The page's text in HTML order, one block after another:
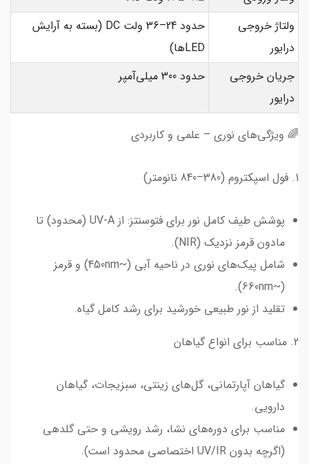
ولتاژ خروجی
درایور
حدود 24–36 ولت DC (بسته به آرایش
LEDها)
جریان خروجی
درایور
حدود 300 میلی‌آمپر
🌈 ویژگی‌های نوری – علمی و کاربردی
1. فول اسپکتروم (380–840 نانومتر)
پوشش طیف کامل نور برای فتوسنتز: از UV-A (محدود) تا
مادون قرمز نزدیک (NIR).
شامل پیک‌های نوری در ناحیه آبی (~450nm) و قرمز
(~660nm).
تقلید از نور طبیعی خورشید برای رشد کامل گیاه.
2. مناسب برای انواع گیاهان
گیاهان آپارتمانی، گل‌های زینتی، سبزیجات، گیاهان
دارویی.
مناسب برای دوره‌های نشا، رشد رویشی و حتی گلدهی
(اگرچه بدون UV/IR اختصاصی محدود است).